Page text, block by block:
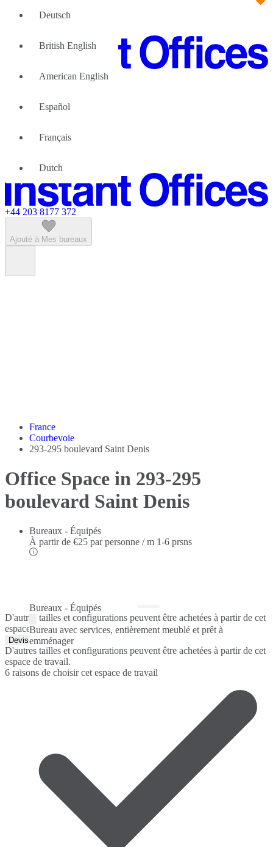
Nous pouvons aider
À propos de nous
Devenir partenaire
Nous Contacter
+44 203 8177 372
Ajouté à Mes bureaux
France
Courbevoie
293-295 boulevard Saint Denis
Office Space in 293-295
boulevard Saint Denis
Bureaux - Équipés
À partir de €25 par personne / m 1-6 prsns
Bureaux - Équipés
Bureau avec services, entièrement meublé et prêt à
emménager
D'autres tailles et configurations peuvent être achetées à partir de cet
espace de travail.
Devis rapide
D'autres tailles et configurations peuvent être achetées à partir de cet
espace de travail.
6 raisons de choisir cet espace de travail
Deutsch
British English
American English
Español
Français
Dutch